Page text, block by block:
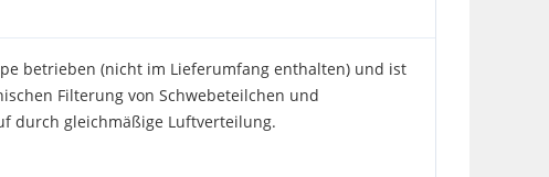
betrieben (nicht im Lieferumfang enthalten) und ist
Filterung von Schwebeteilchen und
durch gleichmäßige Luftverteilung.